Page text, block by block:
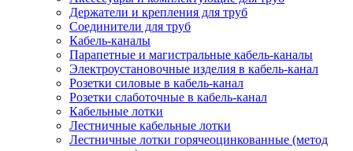
Держатели и крепления для труб
Соединители для труб
Кабель-каналы
Парапетные и магистральные кабель-каналы
Электроустановочные изделия в кабель-канал
Розетки силовые в кабель-канал
Розетки слаботочные в кабель-канал
Кабельные лотки
Лестничные кабельные лотки
Лестничные лотки горячеоцинкованные (метод